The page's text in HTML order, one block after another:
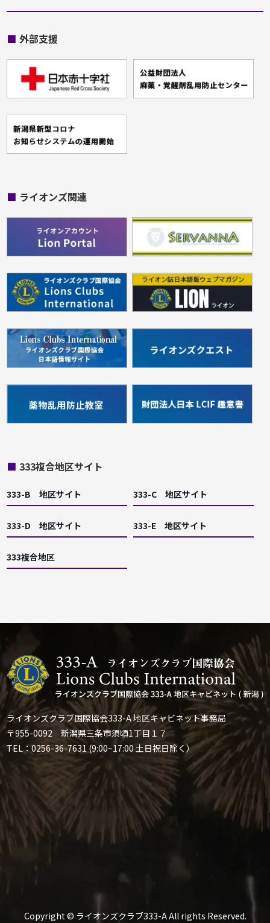
■ 外部支援
■ ライオンズ関連
■ 333複合地区サイト
333-B 地区サイト 333-C 地区サイト
333-D 地区サイト 333-E 地区サイト
333複合地区
ライオンズクラブ国際協会333-A 地区キャビネット事務局
〒955-0092 新潟県三条市須頃1丁目１７
TEL：0256-36-7631 (9:00~17:00 土日祝日除く）
Copyright © ライオンズクラブ333-A All rights Reserved.